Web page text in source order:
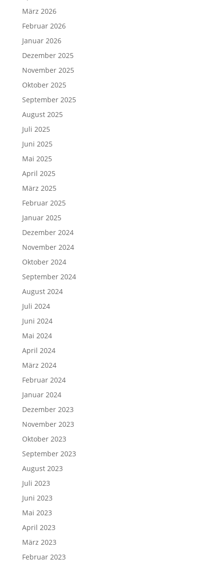
März 2026
Februar 2026
Januar 2026
Dezember 2025
November 2025
Oktober 2025
September 2025
August 2025
Juli 2025
Juni 2025
Mai 2025
April 2025
März 2025
Februar 2025
Januar 2025
Dezember 2024
November 2024
Oktober 2024
September 2024
August 2024
Juli 2024
Juni 2024
Mai 2024
April 2024
März 2024
Februar 2024
Januar 2024
Dezember 2023
November 2023
Oktober 2023
September 2023
August 2023
Juli 2023
Juni 2023
Mai 2023
April 2023
März 2023
Februar 2023